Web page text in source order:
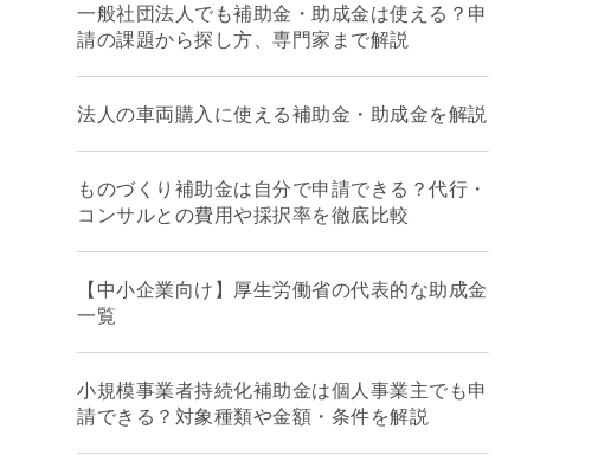
一般社団法人でも補助金・助成金は使える？申
請の課題から探し方、専門家まで解説
法人の車両購入に使える補助金・助成金を解説
ものづくり補助金は自分で申請できる？代行・
コンサルとの費用や採択率を徹底比較
【中小企業向け】厚生労働省の代表的な助成金
一覧
小規模事業者持続化補助金は個人事業主でも申
請できる？対象種類や金額・条件を解説